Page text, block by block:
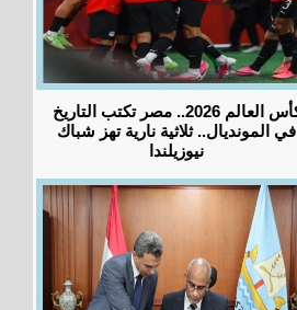
كأس العالم 2026.. مصر تكتب التاريخ
في المونديال.. ثلاثية نارية تهز شباك
نيوزيلندا